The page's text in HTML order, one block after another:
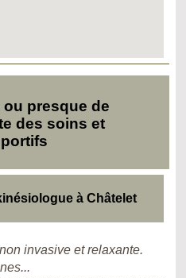
presque de
des soins et
à Châtelet
invasive et relaxante.